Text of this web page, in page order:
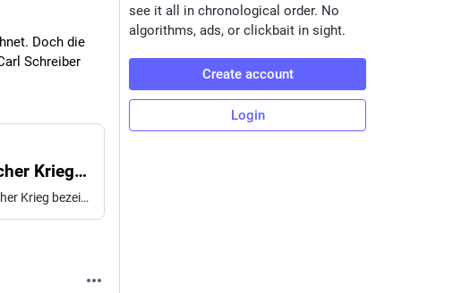
Doch die
Schreiber
Zweiter Weltkrieg: Ein antifaschistischer Krieg? - Sozialismus von unten
Der Zweite Weltkrieg wird häufig als antifaschistischer Krieg bezeichnet. Doch die Haltung der Alliierten zum Faschismus war eher ambivalent
see it all in chronological order. No
algorithms, ads, or clickbait in sight.
Create account
Login